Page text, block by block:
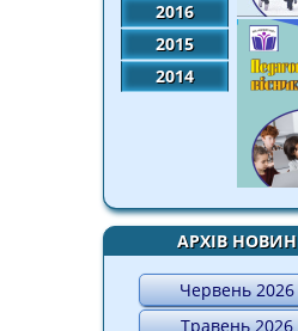
2016
2015
2014
АРХІВ НОВИН
Червень 2026
Травень 2026